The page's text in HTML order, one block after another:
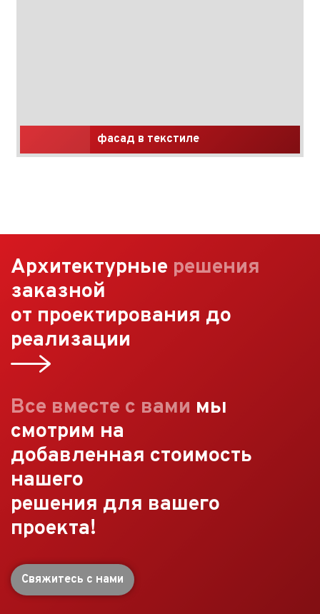
фасад в текстиле
Архитектурные решения
заказной
от проектирования до
реализации
Все вместе с вами мы
смотрим на
добавленная стоимость
нашего
решения для вашего
проекта!
Свяжитесь с нами